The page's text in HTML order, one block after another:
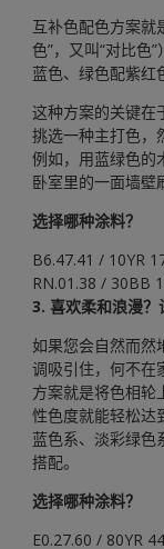
互补色配色方案就
色”，又叫“对比色
蓝色、绿色配紫红
这种方案的关键在
挑选一种主打色，
例如，用蓝绿色的
卧室里的一面墙壁
选择哪种涂料？
B6.47.41 / 10YR
RN.01.38 / 30BB
3. 喜欢柔和浪漫
如果您会自然而然
调吸引住，何不在
方案就是将色相轮
性色度就能轻松达
蓝色系、淡彩绿色
搭配。
选择哪种涂料？
E0.27.60 / 80YR